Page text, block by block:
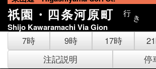
祇園・四条河原町 行 き
Shijo Kawaramachi Via Gion
7時 9時 17時
注記説明
停